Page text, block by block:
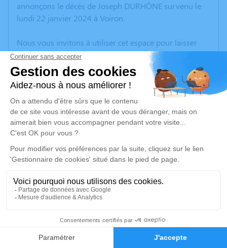
Faire-part Hommages
annonçons le décès de Joseph DURHÔNE survenu le
lundi 22 janvier 2024 à Voiron.
Nous vous invitons à utiliser cet espace pour laisser
vos condoléances, partager des photos souvenirs, une
anecdote ou exprimer vos pensées à travers des
poèmes ou des textes. Cet endroit est un lieu
d'expression dédié à honorer la mémoire de Joseph
DURHÔNE.
Un service de plantation d’arbre hommage est
disponible ici.
Je rends hommage
Cérémonie
38690 Bizonnes